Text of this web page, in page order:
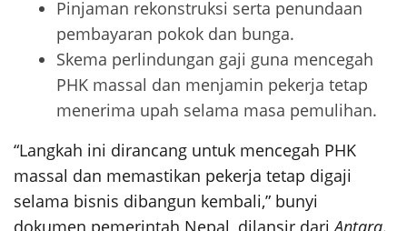
Pinjaman rekonstruksi serta penundaan
pembayaran pokok dan bunga.
Skema perlindungan gaji guna mencegah
PHK massal dan menjamin pekerja tetap
menerima upah selama masa pemulihan.
“Langkah ini dirancang untuk mencegah PHK
massal dan memastikan pekerja tetap digaji
selama bisnis dibangun kembali,” bunyi